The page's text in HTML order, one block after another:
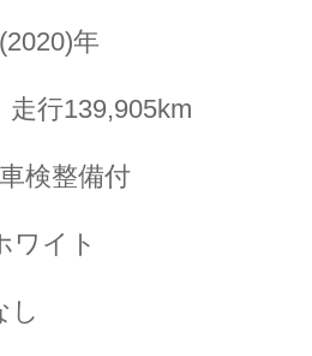
年
行139,905km
検整備付
ワイト
し